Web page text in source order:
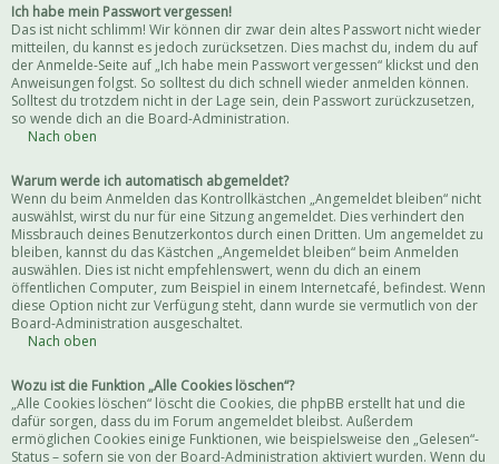
Ich habe mein Passwort vergessen!
Das ist nicht schlimm! Wir können dir zwar dein altes Passwort nicht wieder
mitteilen, du kannst es jedoch zurücksetzen. Dies machst du, indem du auf
der Anmelde-Seite auf „Ich habe mein Passwort vergessen“ klickst und den
Anweisungen folgst. So solltest du dich schnell wieder anmelden können.
Solltest du trotzdem nicht in der Lage sein, dein Passwort zurückzusetzen,
so wende dich an die Board-Administration.
Nach oben
Warum werde ich automatisch abgemeldet?
Wenn du beim Anmelden das Kontrollkästchen „Angemeldet bleiben“ nicht
auswählst, wirst du nur für eine Sitzung angemeldet. Dies verhindert den
Missbrauch deines Benutzerkontos durch einen Dritten. Um angemeldet zu
bleiben, kannst du das Kästchen „Angemeldet bleiben“ beim Anmelden
auswählen. Dies ist nicht empfehlenswert, wenn du dich an einem
öffentlichen Computer, zum Beispiel in einem Internetcafé, befindest. Wenn
diese Option nicht zur Verfügung steht, dann wurde sie vermutlich von der
Board-Administration ausgeschaltet.
Nach oben
Wozu ist die Funktion „Alle Cookies löschen“?
„Alle Cookies löschen“ löscht die Cookies, die phpBB erstellt hat und die
dafür sorgen, dass du im Forum angemeldet bleibst. Außerdem
ermöglichen Cookies einige Funktionen, wie beispielsweise den „Gelesen“-
Status – sofern sie von der Board-Administration aktiviert wurden. Wenn du